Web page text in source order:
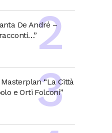
De André –
“La Città
e Orti Folconi”